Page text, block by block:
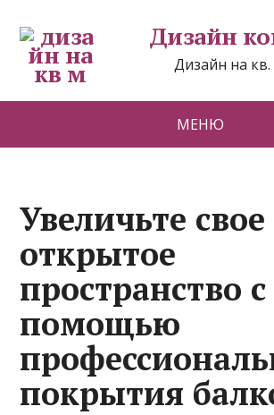
Дизайн
Дизайн на
МЕНЮ
Увеличьте свое
открытое
пространство с
помощью
покрытия